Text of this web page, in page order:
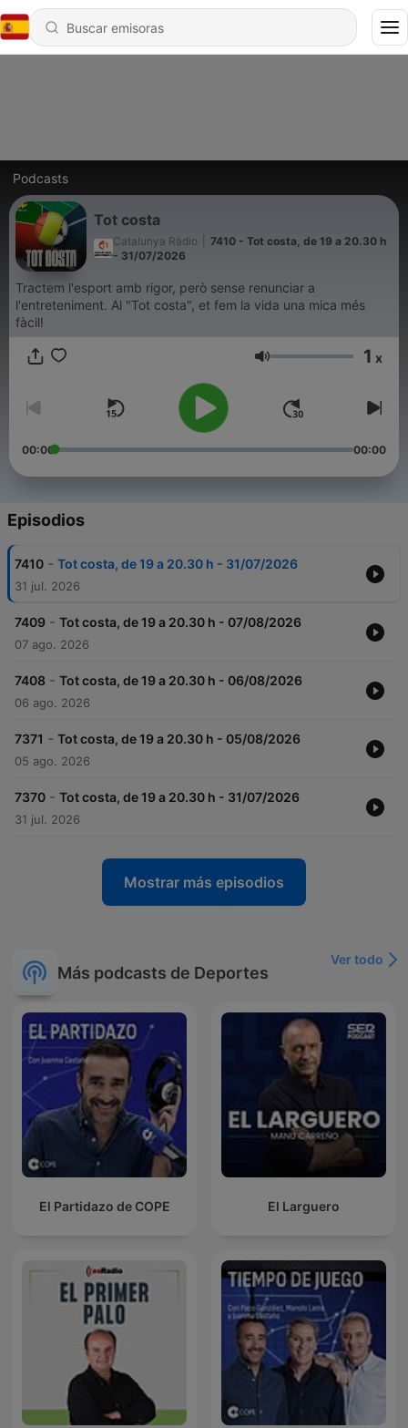
Podcasts
Tot costa
Catalunya Ràdio
7410 - Tot costa, de 19 a 20.30 h
- 31/07/2026
Tractem l'esport amb rigor, però sense renunciar a
l'entreteniment. Al "Tot costa", et fem la vida una mica més
fàcil!
Volumen 1 x
00:00 00:00
Episodios
7410 - Tot costa, de 19 a 20.30 h - 31/07/2026
31 jul. 2026
7409 - Tot costa, de 19 a 20.30 h - 07/08/2026
07 ago. 2026
7408 - Tot costa, de 19 a 20.30 h - 06/08/2026
06 ago. 2026
7371 - Tot costa, de 19 a 20.30 h - 05/08/2026
05 ago. 2026
7370 - Tot costa, de 19 a 20.30 h - 31/07/2026
31 jul. 2026
Mostrar más episodios
Más podcasts de Deportes
Ver todo
El Partidazo de COPE El Larguero